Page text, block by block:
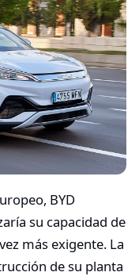
BYD
su capacidad de
más exigente. La
de su planta